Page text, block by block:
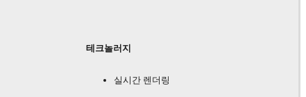
테크놀러지
실시간 렌더링